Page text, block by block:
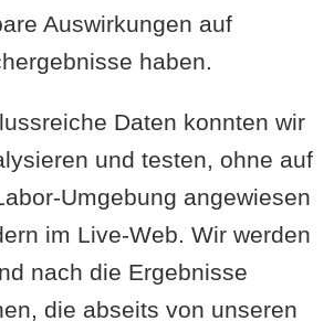
Auswirkungen auf
haben.
Daten konnten wir
und testen, ohne auf
Umgebung angewiesen
im Live-Web. Wir werden
nach die Ergebnisse
die abseits von unseren